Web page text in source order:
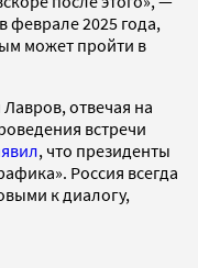
феврале 2025 года,
может пройти в
отвечая на
встречи
, что президенты
Россия всегда
к диалогу,